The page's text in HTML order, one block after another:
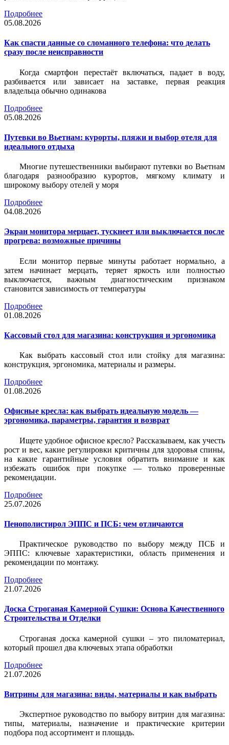
Подробнее
05.08.2026
Как спасти данные со сломанного телефона: что делать
сразу после неисправности
Когда смартфон перестаёт включаться, падает в воду,
разбивается или зависает на заставке, первая реакция
владельца обычно одинакова
Подробнее
05.08.2026
Путевки во Вьетнам: курорты, пляжи и выбор отеля для
идеального отдыха
Многие путешественники выбирают путевки во Вьетнам
благодаря разнообразию курортов, мягкому климату и
широкому выбору отелей у моря
Подробнее
04.08.2026
Экран монитора мерцает, тускнеет или выключается после
прогрева: возможные причины
Если монитор первые минуты работает нормально, а
затем начинает мерцать, теряет яркость или полностью
выключается, важным диагностическим признаком
становится зависимость от температуры
Подробнее
01.08.2026
Кассовый стол для магазина: конструкция и эргономика
Как выбрать кассовый стол или стойку для магазина:
конструкция, эргономика, материалы и размеры.
Подробнее
01.08.2026
Офисные кресла: как выбрать идеальную модель —
эргономика, параметры, гарантия и возврат
Ищете удобное офисное кресло? Рассказываем, как учесть
рост и вес, какие регулировки критичны для здоровья спины,
на какие гарантийные условия обратить внимание и как
избежать ошибок при покупке — только проверенные
рекомендации.
Подробнее
25.07.2026
Пенополистирол ЭППС и ПСБ: чем отличаются
Практическое руководство по выбору между ПСБ и
ЭППС: ключевые характеристики, область применения и
рекомендации по монтажу.
Подробнее
21.07.2026
Доска Строганая Камерной Сушки: Основа Качественного
Строительства и Отделки
Строганая доска камерной сушки – это пиломатериал,
который прошел два ключевых этапа обработки
Подробнее
21.07.2026
Витрины для магазина: виды, материалы и как выбрать
Экспертное руководство по выбору витрин для магазина:
типы, материалы, назначение и практические критерии
подбора под ассортимент и площадь.